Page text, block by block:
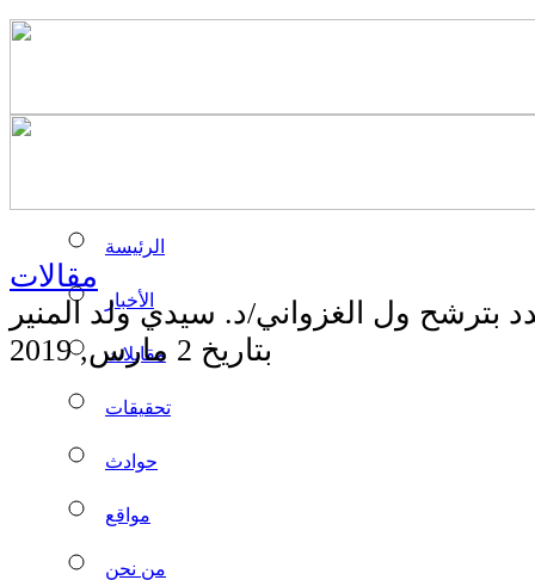
الرئيسة
الأخبار
مقابلات
تحقيقات
حوادث
مواقع
من نحن
مقالات
بترشح ول الغزواني/د. سيدي ولد المنير
بتاريخ 2 مارس, 2019